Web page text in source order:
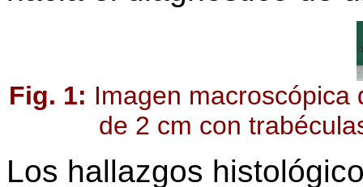
Fig. 1: Imagen macroscópica
de 2 cm con
Los hallazgos